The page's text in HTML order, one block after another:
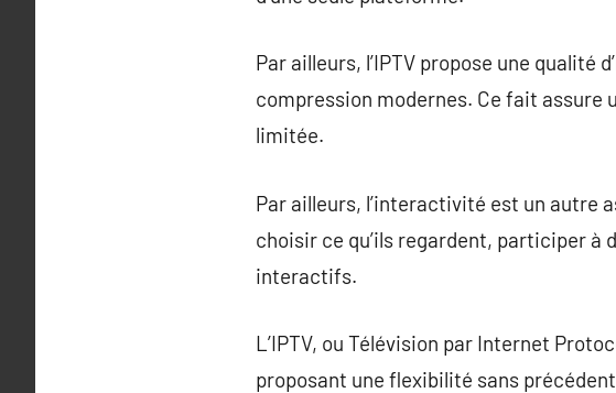
Par ailleurs, l’IPTV propose une qualité
compression modernes. Ce fait assure
limitée.
Par ailleurs, l’interactivité est un autre
choisir ce qu’ils regardent, participer à
interactifs.
L’IPTV, ou Télévision par Internet
proposant une flexibilité sans